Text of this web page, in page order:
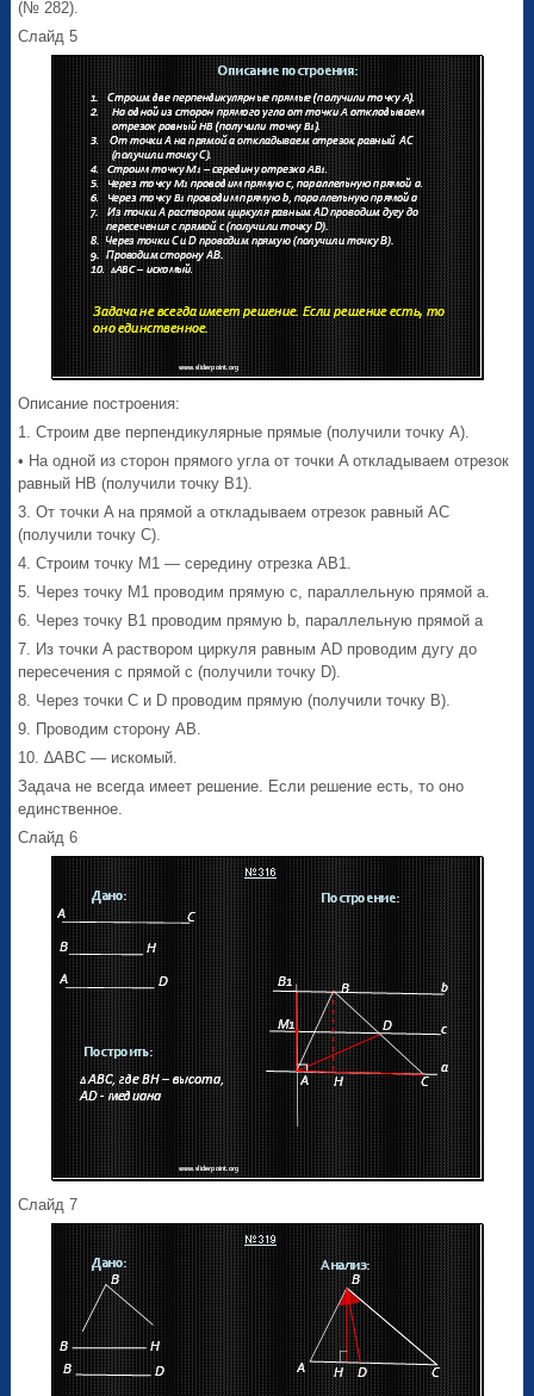
(№ 282).
Слайд 5
Описание построения:
1. Строим две перпендикулярные прямые (получили точку A).
• На одной из сторон прямого угла от точки A откладываем отрезок
равный HB (получили точку B1).
3. От точки A на прямой a откладываем отрезок равный AC
(получили точку C).
4. Строим точку M1 — середину отрезка AB1.
5. Через точку M1 проводим прямую c, параллельную прямой a.
6. Через точку B1 проводим прямую b, параллельную прямой a
7. Из точки A раствором циркуля равным AD проводим дугу до
пересечения с прямой c (получили точку D).
8. Через точки C и D проводим прямую (получили точку B).
9. Проводим сторону AB.
10. ∆ABC — искомый.
Задача не всегда имеет решение. Если решение есть, то оно
единственное.
Слайд 6
Слайд 7